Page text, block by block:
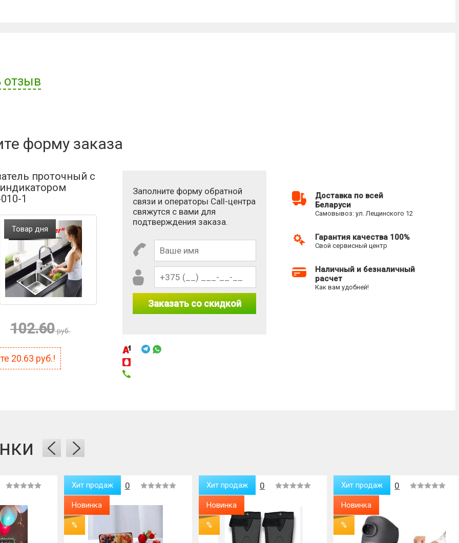
отзыв
10 × 6?
форму заказа
проточный с
1
Товар дня
102.60 руб.
20.63 руб.!
Заполните форму обратной
связи и операторы Call-центра
свяжутся с вами для
подтверждения заказа.
Заказать со скидкой
Доставка по всей
Беларуси
Самовывоз: ул. Лещинского 12
Гарантия качества 100%
Свой сервисный центр
Наличный и безналичный
расчет
Как вам удобней!
Хит продаж
Новинка
Хит продаж
Новинка
Хит продаж
Новинка